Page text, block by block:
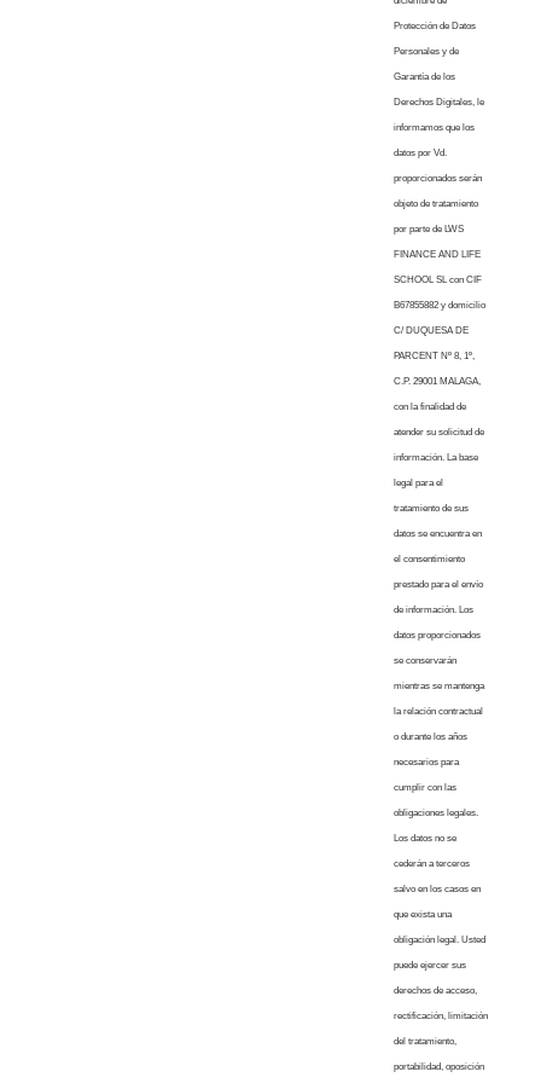
Protección de Datos
Personales y de
Garantía de los
Derechos Digitales, le
informamos que los
datos por Vd.
proporcionados serán
objeto de tratamiento
por parte de LWS
FINANCE AND LIFE
SCHOOL SL con CIF
B67855882 y domicilio
C/ DUQUESA DE
PARCENT Nº 8, 1º,
C.P. 29001 MALAGA,
con la finalidad de
atender su solicitud de
información. La base
legal para el
tratamiento de sus
datos se encuentra en
el consentimiento
prestado para el envío
de información. Los
datos proporcionados
se conservarán
mientras se mantenga
la relación contractual
o durante los años
necesarios para
cumplir con las
obligaciones legales.
Los datos no se
cederán a terceros
salvo en los casos en
que exista una
obligación legal. Usted
puede ejercer sus
derechos de acceso,
rectificación, limitación
del tratamiento,
portabilidad, oposición